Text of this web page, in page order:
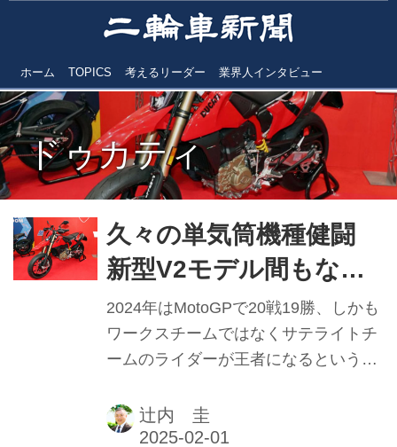
ホーム TOPICS 考えるリーダー 業界人インタビュー
ドゥカティ
久々の単気筒機種健闘
新型V2モデル間もなく
登場 ドゥカティジャパ
ン マッツ・リンドス
トレーム社長 【2024年
実績と2025年抱負】
2024年はMotoGPで20戦19勝、しかも
ワークスチームではなくサテライトチ
ームのライダーが王者になるという、
せつけたドゥカティ。国内でも鈴鹿8
耐や全日本ロードレース選手権
辻内 圭